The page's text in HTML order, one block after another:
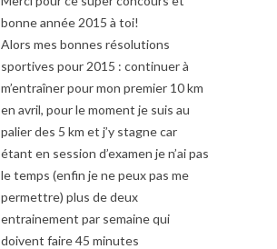
bonne année 2015 à toi!
Alors mes bonnes résolutions
sportives pour 2015 : continuer à
m’entraîner pour mon premier 10 km
en avril, pour le moment je suis au
palier des 5 km et j’y stagne car
étant en session d’examen je n’ai pas
le temps (enfin je ne peux pas me
permettre) plus de deux
entrainement par semaine qui
doivent faire 45 minutes